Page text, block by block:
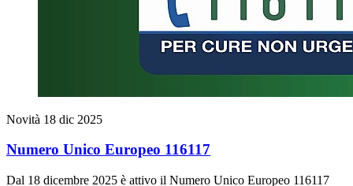
Novità 18 dic 2025
Numero Unico Europeo 116117
Dal 18 dicembre 2025 è attivo il Numero Unico Europeo 116117